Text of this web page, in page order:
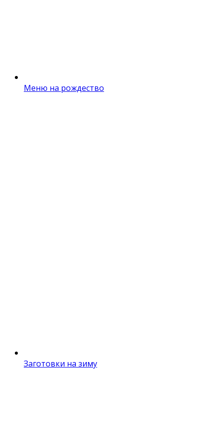
Меню на рождество
Заготовки на зиму